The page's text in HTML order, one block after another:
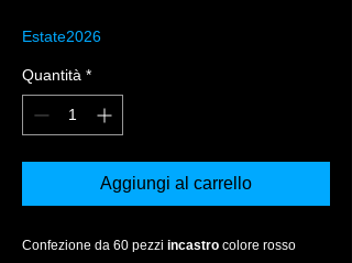
Estate2026
Quantità *
Aggiungi al carrello
Confezione da 60 pezzi incastro colore rosso